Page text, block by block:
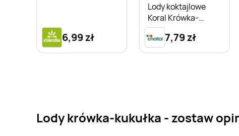
6,99 zł
Lody koktajlowe
Koral Krówka-
Kukułka
7,79 zł
Lody krówka-kukułka - zostaw